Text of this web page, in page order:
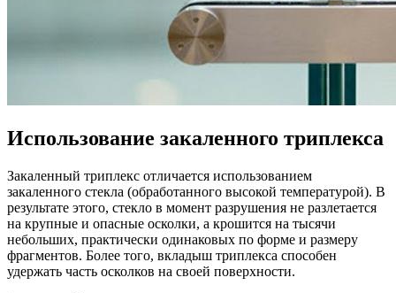
Использование закаленного триплекса
Закаленный триплекс отличается использованием
закаленного стекла (обработанного высокой температурой). В
результате этого, стекло в момент разрушения не разлетается
на крупные и опасные осколки, а крошится на тысячи
небольших, практически одинаковых по форме и размеру
фрагментов. Более того, вкладыш триплекса способен
удержать часть осколков на своей поверхности.